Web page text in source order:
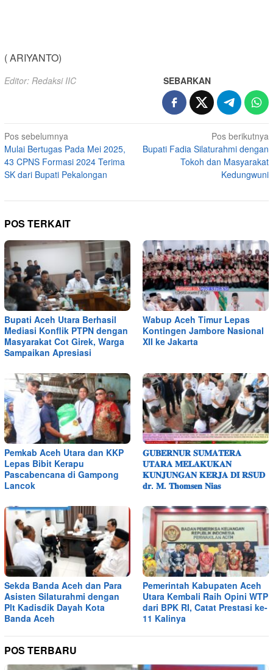
( ARIYANTO)
Editor: Redaksi IIC SEBARKAN
Navigasi
pos
Pos sebelumnya
Mulai Bertugas Pada Mei 2025,
43 CPNS Formasi 2024 Terima
SK dari Bupati Pekalongan
Pos berikutnya
Bupati Fadia Silaturahmi dengan
Tokoh dan Masyarakat
Kedungwuni
POS TERKAIT
Bupati Aceh Utara Berhasil
Mediasi Konflik PTPN dengan
Masyarakat Cot Girek, Warga
Sampaikan Apresiasi
Wabup Aceh Timur Lepas
Kontingen Jambore Nasional
XII ke Jakarta
Pemkab Aceh Utara dan KKP
Lepas Bibit Kerapu
Pascabencana di Gampong
Lancok
𝐆𝐔𝐁𝐄𝐑𝐍𝐔𝐑 𝐒𝐔𝐌𝐀𝐓𝐄𝐑𝐀
𝐔𝐓𝐀𝐑𝐀 𝐌𝐄𝐋𝐀𝐊𝐔𝐊𝐀𝐍
𝐊𝐔𝐍𝐉𝐔𝐍𝐆𝐀𝐍 𝐊𝐄𝐑𝐉𝐀 𝐃𝐈 𝐑𝐒𝐔𝐃
𝐝𝐫. 𝐌. 𝐓𝐡𝐨𝐦𝐬𝐞𝐧 𝐍𝐢𝐚𝐬
Sekda Banda Aceh dan Para
Asisten Silaturahmi dengan
Plt Kadisdik Dayah Kota
Banda Aceh
Pemerintah Kabupaten Aceh
Utara Kembali Raih Opini WTP
dari BPK RI, Catat Prestasi ke-
11 Kalinya
POS TERBARU